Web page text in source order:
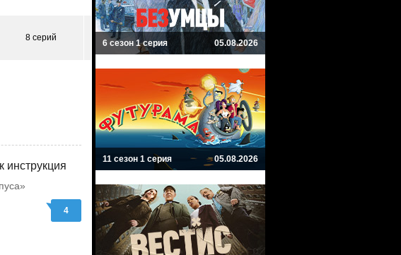
8 серий
инструкция
4
6 сезон 1 серия 05.08.2026
11 сезон 1 серия 05.08.2026